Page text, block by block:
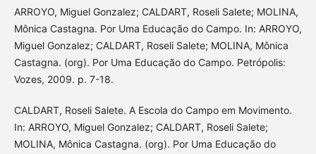
ARROYO, Miguel Gonzalez; CALDART, Roseli Salete; MOLINA,
Mônica Castagna. Por Uma Educação do Campo. In: ARROYO,
Miguel Gonzalez; CALDART, Roseli Salete; MOLINA, Mônica
Castagna. (org). Por Uma Educação do Campo. Petrópolis:
Vozes, 2009. p. 7-18.
CALDART, Roseli Salete. A Escola do Campo em Movimento.
In: ARROYO, Miguel Gonzalez; CALDART, Roseli Salete;
MOLINA, Mônica Castagna. (org). Por Uma Educação do